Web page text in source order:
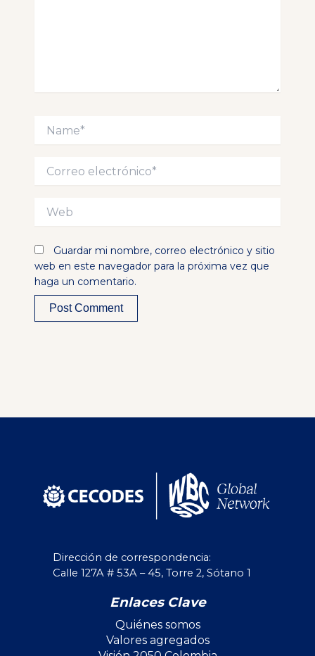
electrónico*
Guardar mi nombre, correo electrónico y sitio
web en este navegador para la próxima vez que
haga un comentario.
Dirección de correspondencia:
Calle 127A # 53A – 45, Torre 2, Sótano 1
Enlaces Clave
Quiénes somos
Valores agregados